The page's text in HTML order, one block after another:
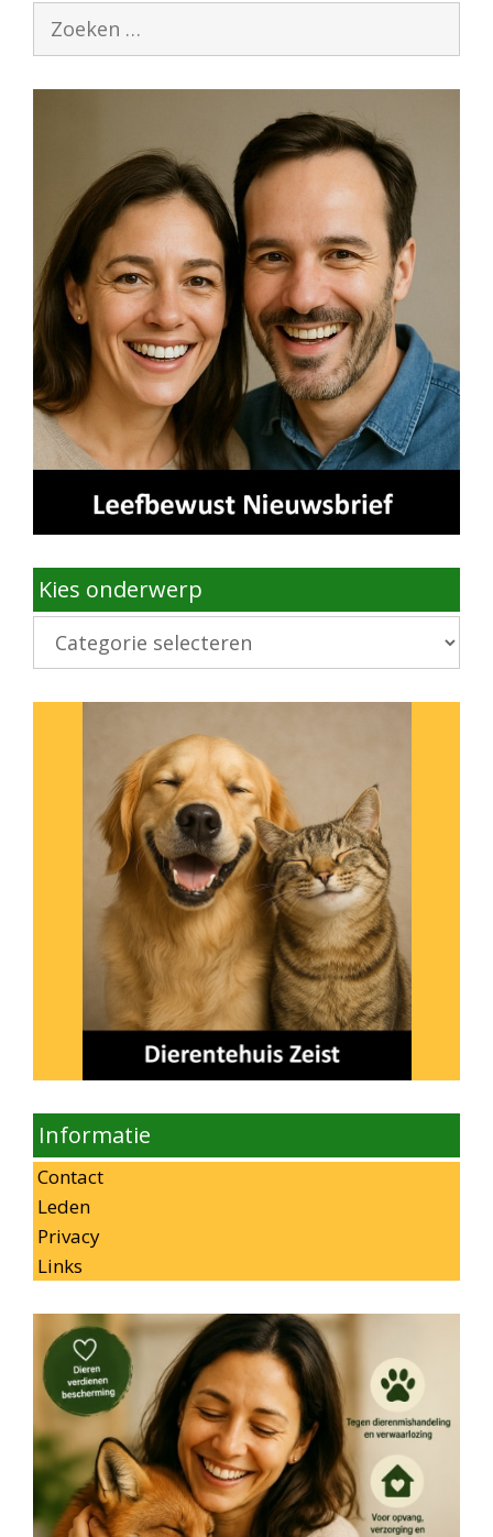
Zoek
Kies onderwerp
Kies
onderwerp
Informatie
Contact
Leden
Privacy
Links